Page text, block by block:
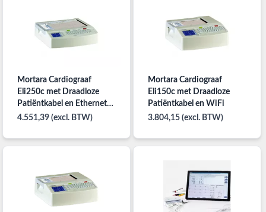
Mortara Cardiograaf
Eli250c met Draadloze
Patiëntkabel en Ethernet
LAN-Aansluiting
4.551,39 (excl. BTW)
Mortara Cardiograaf
Eli150c met Draadloze
Patiëntkabel en WiFi
3.804,15 (excl. BTW)